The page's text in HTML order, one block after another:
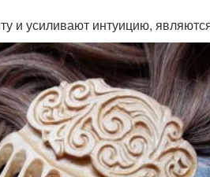
и усиливают интуицию,